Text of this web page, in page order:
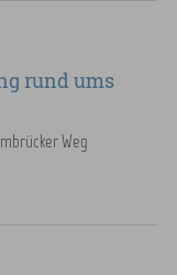
rund ums
Weg